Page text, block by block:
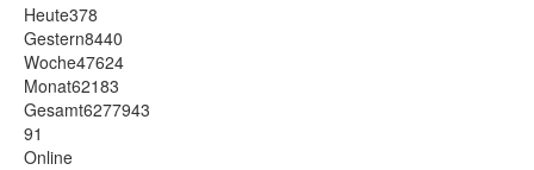
Heute378
Gestern8440
Woche47624
Monat62183
Gesamt6277943
91
Online